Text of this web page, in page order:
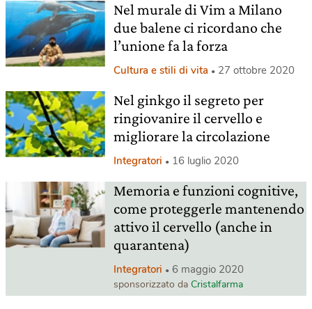
Nel murale di Vim a Milano
due balene ci ricordano che
l’unione fa la forza
Cultura e stili di vita 27 ottobre 2020
Nel ginkgo il segreto per
ringiovanire il cervello e
migliorare la circolazione
Integratori 16 luglio 2020
Memoria e funzioni cognitive,
come proteggerle mantenendo
attivo il cervello (anche in
quarantena)
Integratori 6 maggio 2020
sponsorizzato da Cristalfarma